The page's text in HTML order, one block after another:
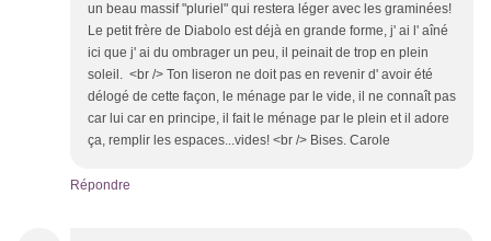
un beau massif "pluriel" qui restera léger avec les graminées!
Le petit frère de Diabolo est déjà en grande forme, j' ai l' aîné
ici que j' ai du ombrager un peu, il peinait de trop en plein
soleil. <br /> Ton liseron ne doit pas en revenir d' avoir été
délogé de cette façon, le ménage par le vide, il ne connaît pas
car lui car en principe, il fait le ménage par le plein et il adore
ça, remplir les espaces...vides! <br /> Bises. Carole
Répondre